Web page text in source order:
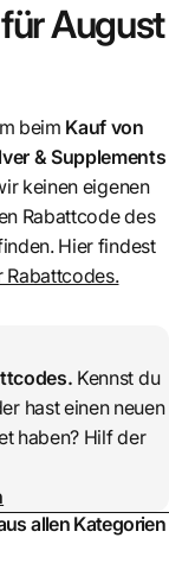
August
beim Kauf von
& Supplements
keinen eigenen
Rabattcode des
Hier findest
Rabattcodes.
Kennst du
hast einen neuen
haben? Hilf der
allen Kategorien